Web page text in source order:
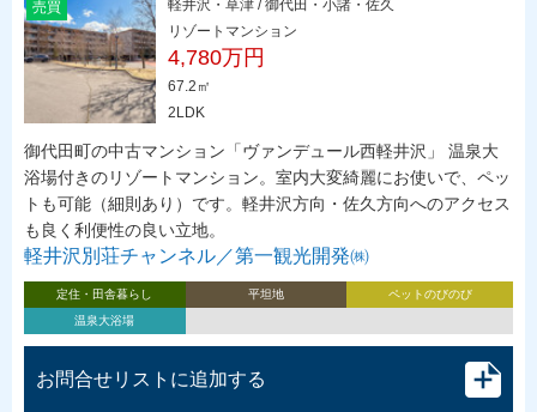
売買
軽井沢・草津 / 御代田・小諸・佐久
リゾートマンション
4,780万円
67.2㎡
2LDK
御代田町の中古マンション「ヴァンデュール西軽井沢」 温泉大
浴場付きのリゾートマンション。室内大変綺麗にお使いで、ペッ
トも可能（細則あり）です。軽井沢方向・佐久方向へのアクセス
も良く利便性の良い立地。
軽井沢別荘チャンネル／第一観光開発㈱
定住・田舎暮らし 平坦地
ペットのびのび
温泉大浴場
お問合せリストに追加する